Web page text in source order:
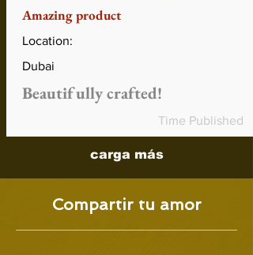
Amazing product
Location:
Dubai
Beautifully crafted!
Time Published
carga más
Compartir tu amor